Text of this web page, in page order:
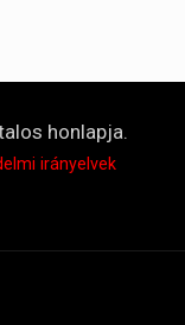
honlapja.
irányelvek